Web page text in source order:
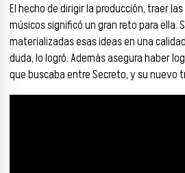
El hecho de dirigir la producción, traer
músicos significó un gran reto para ella.
materializadas esas ideas en una
duda, lo logró. Además asegura haber
que buscaba entre Secreto, y su nuevo